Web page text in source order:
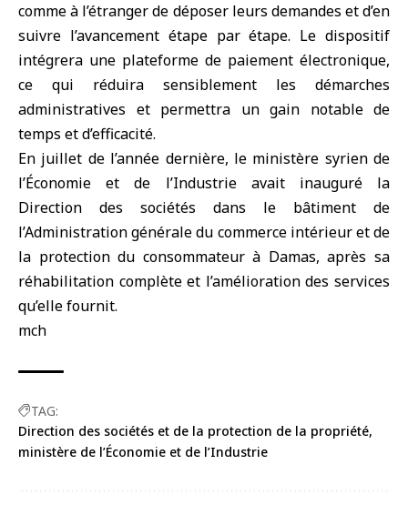
comme à l’étranger de déposer leurs demandes et d’en
suivre l’avancement étape par étape. Le dispositif
intégrera une plateforme de paiement électronique,
ce qui réduira sensiblement les démarches
administratives et permettra un gain notable de
temps et d’efficacité.
En juillet de l’année dernière, le ministère syrien de
l’Économie et de l’Industrie avait inauguré la
Direction des sociétés dans le bâtiment de
l’Administration générale du commerce intérieur et de
la protection du consommateur à Damas, après sa
réhabilitation complète et l’amélioration des services
qu’elle fournit.
mch
TAG:
Direction des sociétés et de la protection de la propriété
ministère de l’Économie et de l’Industrie